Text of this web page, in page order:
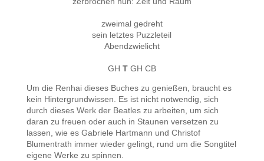
zweimal gedreht
sein letztes Puzzleteil
Abendzwielicht
GH TGH CB
Um die Renhai dieses Buches zu genießen, braucht es
kein Hintergrundwissen. Es ist nicht notwendig, sich
durch dieses Werk der Beatles zu arbeiten, um sich
daran zu freuen oder auch in Staunen versetzen zu
lassen, wie es Gabriele Hartmann und Christof
Blumentrath immer wieder gelingt, rund um die Songtitel
eigene Werke zu spinnen.